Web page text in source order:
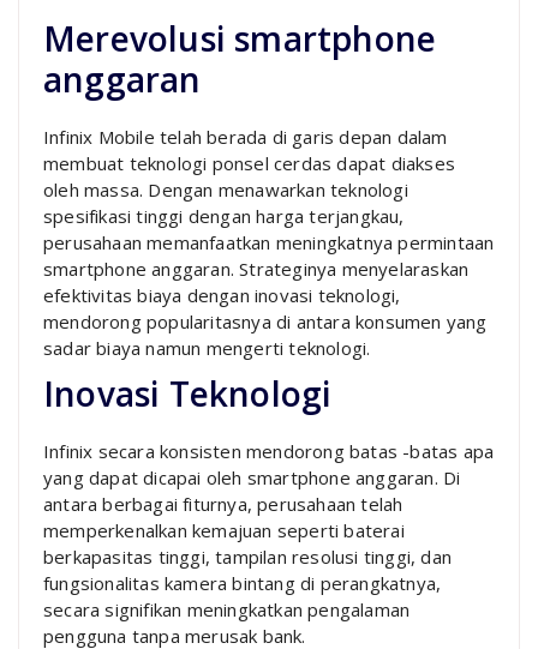
Merevolusi smartphone
anggaran
Infinix Mobile telah berada di garis depan dalam
membuat teknologi ponsel cerdas dapat diakses
oleh massa. Dengan menawarkan teknologi
spesifikasi tinggi dengan harga terjangkau,
perusahaan memanfaatkan meningkatnya permintaan
smartphone anggaran. Strateginya menyelaraskan
efektivitas biaya dengan inovasi teknologi,
mendorong popularitasnya di antara konsumen yang
sadar biaya namun mengerti teknologi.
Inovasi Teknologi
Infinix secara konsisten mendorong batas -batas apa
yang dapat dicapai oleh smartphone anggaran. Di
antara berbagai fiturnya, perusahaan telah
memperkenalkan kemajuan seperti baterai
berkapasitas tinggi, tampilan resolusi tinggi, dan
fungsionalitas kamera bintang di perangkatnya,
secara signifikan meningkatkan pengalaman
pengguna tanpa merusak bank.